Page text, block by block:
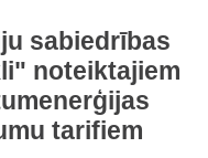
sabiedrības
noteiktajiem
tarifiem